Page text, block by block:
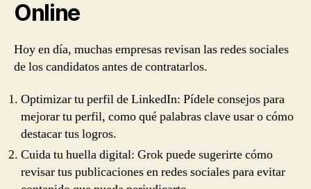
Online
Hoy en día, muchas empresas revisan las redes sociales
de los candidatos antes de contratarlos.
Optimizar tu perfil de LinkedIn: Pídele consejos para
mejorar tu perfil, como qué palabras clave usar o cómo
destacar tus logros.
Cuida tu huella digital: Grok puede sugerirte cómo
revisar tus publicaciones en redes sociales para evitar